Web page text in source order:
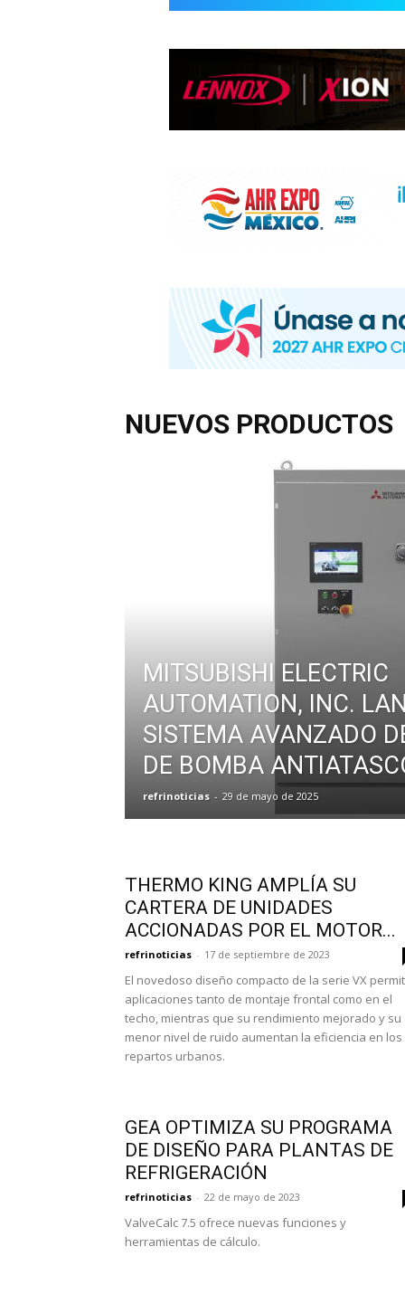
HVAC/R
DE
NUEVOS PRODUCTOS
MITSUBISHI ELECTRIC
AUTOMATION, INC.
SISTEMA AVANZADO
DE BOMBA
refrinoticias - 29 de mayo de 2025
THERMO KING AMPLÍA SU
CARTERA DE UNIDADES
ACCIONADAS POR EL MOTOR...
refrinoticias - 17 de septiembre de 2023
El novedoso diseño compacto de la serie VX
aplicaciones tanto de montaje frontal como en el
techo, mientras que su rendimiento mejorado y su
menor nivel de ruido aumentan la eficiencia en los
repartos urbanos.
GEA OPTIMIZA SU PROGRAMA
DE DISEÑO PARA PLANTAS DE
REFRIGERACIÓN
refrinoticias - 22 de mayo de 2023
ValveCalc 7.5 ofrece nuevas funciones y
herramientas de cálculo.